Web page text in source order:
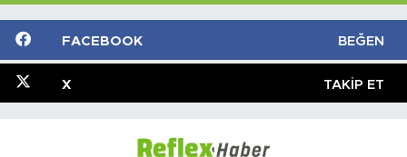
FACEBOOK BEĞEN
X TAKIP ET